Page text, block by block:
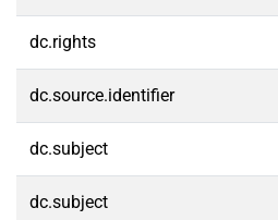
dc.rights
dc.source.identifier
dc.subject
dc.subject